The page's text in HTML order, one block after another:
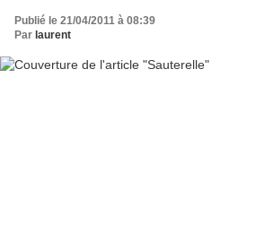
Publié le 21/04/2011 à 08:39
Par laurent